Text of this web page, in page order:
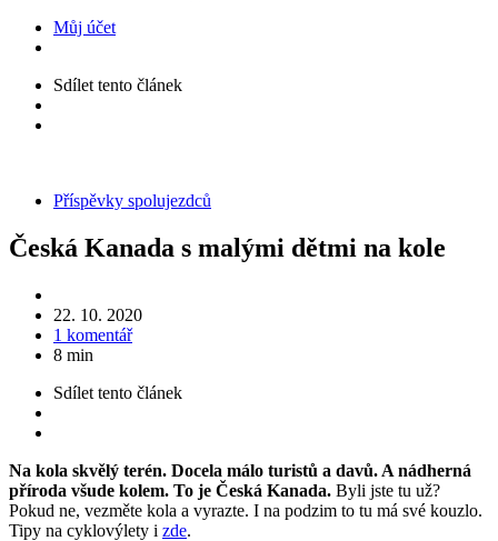
Můj účet
Sdílet tento článek
KategoriePříspěvky spolujezdců
Česká Kanada s malými dětmi na kole
22. 10. 2020
1 komentář
8 min
Sdílet tento článek
Na kola skvělý terén. Docela málo turistů a davů. A nádherná
příroda všude kolem. To je Česká Kanada. Byli jste tu už?
Pokud ne, vezměte kola a vyrazte. I na podzim to tu má své kouzlo.
Tipy na cyklovýlety i zde.